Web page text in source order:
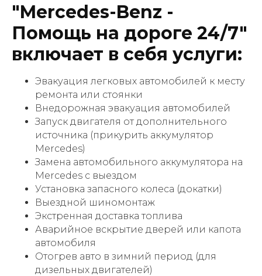
"Mercedes-Benz -
Помощь на дороге 24/7"
включает в себя услуги:
Эвакуация легковых автомобилей к месту
ремонта или стоянки
Внедорожная эвакуация автомобилей
Запуск двигателя от дополнительного
источника (прикурить аккумулятор
Mercedes)
Замена автомобильного аккумулятора на
Mercedes с выездом
Установка запасного колеса (докатки)
Выездной шиномонтаж
Экстренная доставка топлива
Аварийное вскрытие дверей или капота
автомобиля
Отогрев авто в зимний период (для
дизельных двигателей)